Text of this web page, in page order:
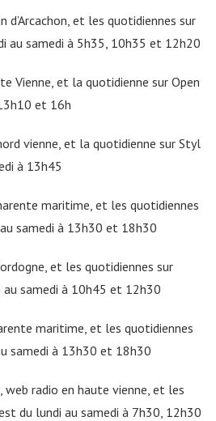
d’Arcachon, et les quotidiennes sur
au samedi à 5h35, 10h35 et 12h20
Vienne, et la quotidienne sur Open
et 16h
vienne, et la quotidienne sur Styl
à 13h45
maritime, et les quotidiennes
samedi à 13h30 et 18h30
et les quotidiennes sur
au samedi à 10h45 et 12h30
maritime, et les quotidiennes
samedi à 13h30 et 18h30
web radio en haute vienne, et les
du lundi au samedi à 7h30, 12h30